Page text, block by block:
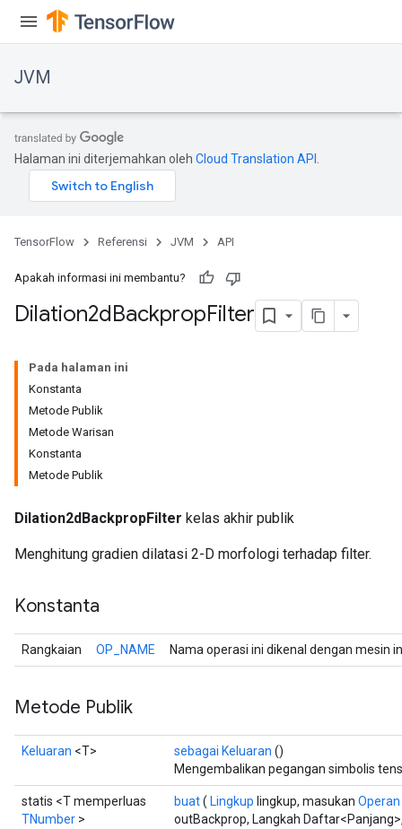
JVM
Halaman ini diterjemahkan oleh Cloud Translation API
TensorFlow Referensi JVM API
Apakah informasi ini membantu?
Dilation2dBackpropFilter
Pada halaman ini
Konstanta
Metode Publik
Metode Warisan
Konstanta
Metode Publik
Dilation2dBackpropFilter kelas akhir publik
Menghitung gradien dilatasi 2-D morfologi terhadap filter.
Konstanta
Rangkaian OP_NAME Nama operasi ini dikenal dengan mesin
Metode Publik
Keluaran <T> sebagai Keluaran ()
Mengembalikan pegangan simbolis
statis <T memperluas
TNumber >
buat( Lingkup lingkup, masukan Operan
outBackprop, Langkah